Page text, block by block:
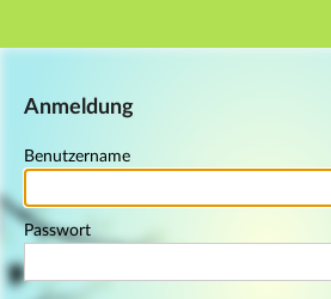
Hauptnavigation
Anmeldung
Benutzername
Passwort